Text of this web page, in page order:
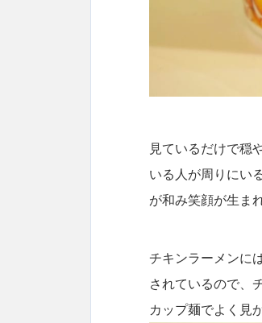
見ているだけで穏
いる人が周りにい
が和み笑顔が生ま
チキンラーメンに
されているので、
カップ麺でよく見